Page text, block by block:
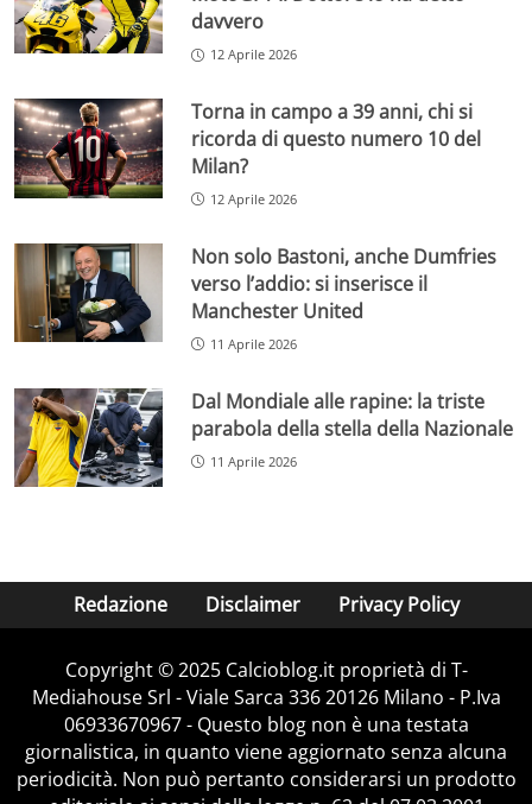
davvero
12 Aprile 2026
Torna in campo a 39 anni, chi si
ricorda di questo numero 10 del
Milan?
12 Aprile 2026
Non solo Bastoni, anche Dumfries
verso l’addio: si inserisce il
Manchester United
11 Aprile 2026
Dal Mondiale alle rapine: la triste
parabola della stella della Nazionale
11 Aprile 2026
Redazione Disclaimer Privacy Policy
Copyright © 2025 Calcioblog.it proprietà di T-
Mediahouse Srl - Viale Sarca 336 20126 Milano - P.Iva
06933670967 - Questo blog non è una testata
giornalistica, in quanto viene aggiornato senza alcuna
periodicità. Non può pertanto considerarsi un prodotto